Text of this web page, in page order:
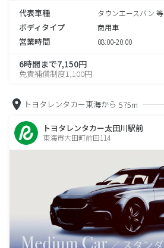
代表車種 タウンエースバン 等
ボディタイプ 商用車
営業時間 08:00-20:00
6時間まで7,150円
免責補償制度1,100円
トヨタレンタカー東海から 575m
トヨタレンタカー太田川駅前
東海市大田町前田114